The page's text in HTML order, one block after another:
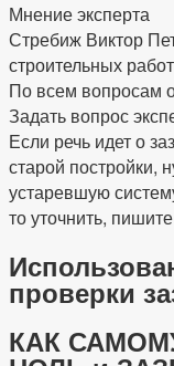
Мнение эксперта
Стребиж Виктор
строительных работ
По всем вопросам
Задать вопрос
Если речь идет о
старой постройки,
устаревшую
то уточнить,
проверки
КАК